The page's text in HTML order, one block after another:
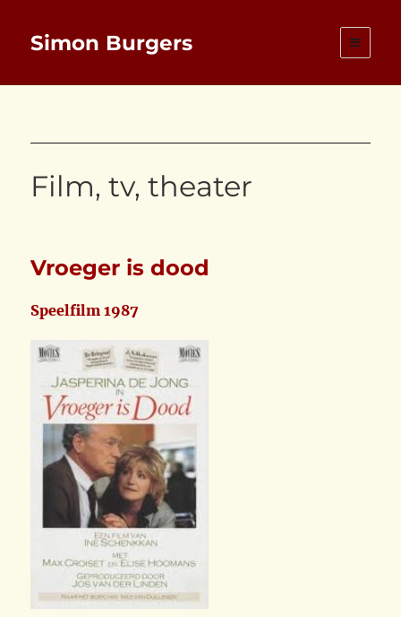
Simon Burgers
Film, tv, theater
Vroeger is dood
Speelfilm 1987